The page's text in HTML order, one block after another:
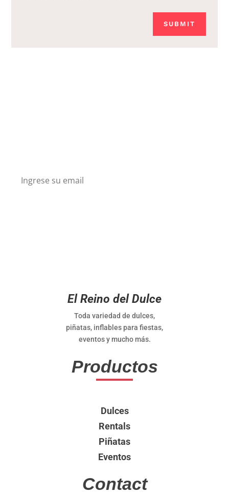
SUBMIT
El Reino del Dulce
Toda variedad de dulces,
piñatas, inflables para fiestas,
eventos y mucho más.
Productos
Dulces
Rentals
Piñatas
Eventos
Contact